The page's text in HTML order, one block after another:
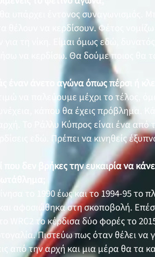
θα υπάρχει έντονος
θέλουν να κερδίσουν. Φέτος
για τη νίκη. Είμαι όμως εδώ,
να κερδίσω. Θα δούμε ποιος θα
έναν άνετο αγώνα όπως πέρσι ή
να παλεύουμε μέχρι το τέλος,
κάπου θα έχεις πρόβλημα.
Το Ράλλυ Κύπρος είναι ένα από
εδώ. Πρέπει να κινηθείς
που δεν βρήκες την ευκαιρία να
το 1990 έως και το 1994-95
αφοσιώθηκα στη σκοποβολή.
WRC2 το κέρδισα δύο φορές το
Πιστεύω πως όταν θέλει να
από την αρχή και μια μέρα θα τα